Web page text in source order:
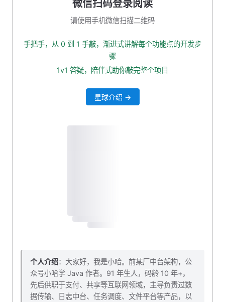
3. 内容添加滑入动画
微信扫码登录阅读
请使用手机微信扫描二维码
手把手，从 0 到 1 手敲，渐进式讲解每个功能点的开发步
骤
1v1 答疑，陪伴式助你敲完整个项目
星球介绍 →
个人介绍：大家好，我是小哈。前某厂中台架构，公
众号小哈学 Java 作者。91 年生人，码龄 10 年+，
先后供职于支付、共享等互联网领域，主导负责过数
据传输、日志中台、任务调度、文件平台等产品，以